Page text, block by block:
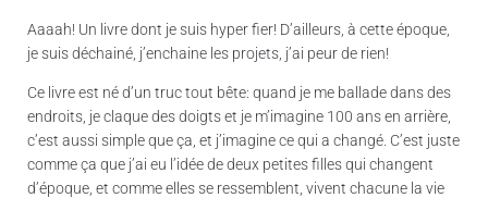
Aaaah! Un livre dont je suis hyper fier! D’ailleurs, à cette époque,
je suis déchainé, j’enchaine les projets, j’ai peur de rien!
Ce livre est né d’un truc tout bête: quand je me ballade dans des
endroits, je claque des doigts et je m’imagine 100 ans en arrière,
c’est aussi simple que ça, et j’imagine ce qui a changé. C’est juste
comme ça que j’ai eu l’idée de deux petites filles qui changent
d’époque, et comme elles se ressemblent, vivent chacune la vie